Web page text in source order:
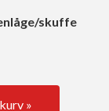
skuffe
»